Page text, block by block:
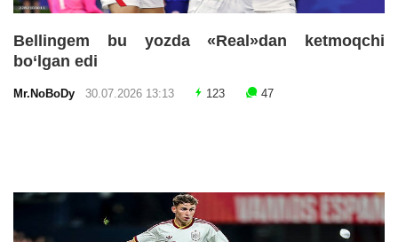
Bellingem bu yozda «Real»dan ketmoqchi
bo‘lgan edi
Mr.NoBoDy 30.07.2026 13:13 123 47